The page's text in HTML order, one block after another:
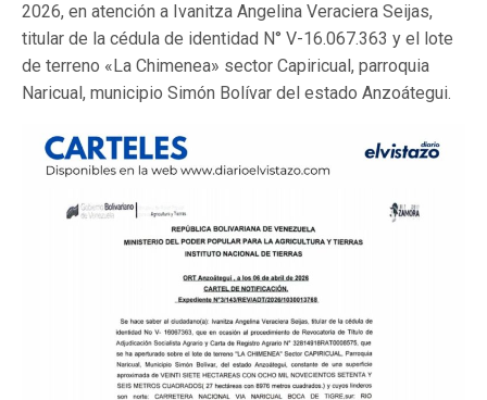
2026, en atención a Ivanitza Angelina Veraciera Seijas,
titular de la cédula de identidad N° V-16.067.363 y el lote
de terreno «La Chimenea» sector Capiricual, parroquia
Naricual, municipio Simón Bolívar del estado Anzoátegui.